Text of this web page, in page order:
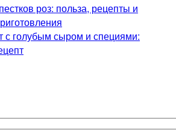
роз: польза, рецепты и
с голубым сыром и специями: